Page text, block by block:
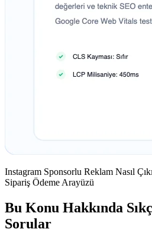
Instagram Sponsorlu Reklam Nasıl
Sipariş Ödeme Arayüzü
Bu Konu Hakkında
Sorular